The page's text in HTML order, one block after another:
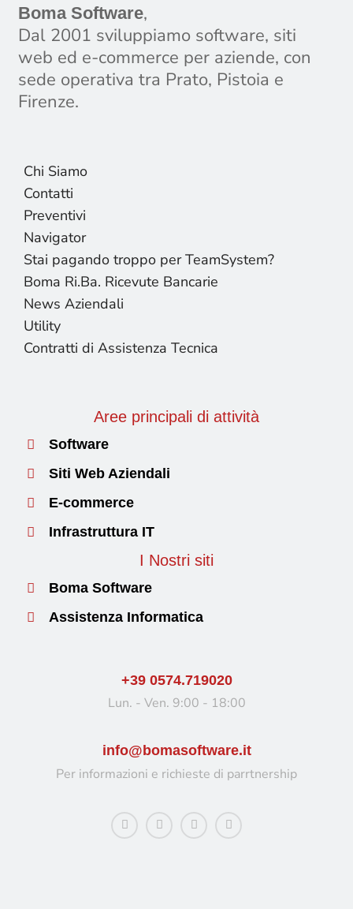
Boma Software,
Dal 2001 sviluppiamo software, siti
web ed e-commerce per aziende, con
sede operativa tra Prato, Pistoia e
Firenze.
Chi Siamo
Contatti
Preventivi
Navigator
Stai pagando troppo per TeamSystem?
Boma Ri.Ba. Ricevute Bancarie
News Aziendali
Utility
Contratti di Assistenza Tecnica
Aree principali di attività
Software
Siti Web Aziendali
E-commerce
Infrastruttura IT
I Nostri siti
Boma Software
Assistenza Informatica
+39 0574.719020
Lun. - Ven. 9:00 - 18:00
info@bomasoftware.it
Per informazioni e richieste di parrtnership